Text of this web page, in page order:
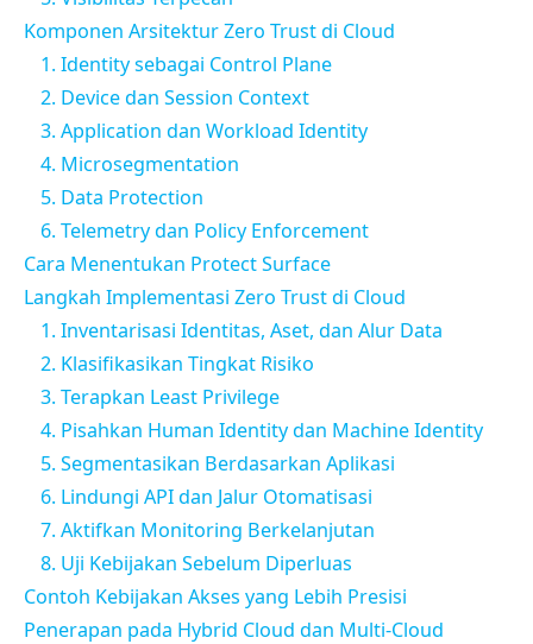
Komponen Arsitektur Zero Trust di Cloud
1. Identity sebagai Control Plane
2. Device dan Session Context
3. Application dan Workload Identity
4. Microsegmentation
5. Data Protection
6. Telemetry dan Policy Enforcement
Cara Menentukan Protect Surface
Langkah Implementasi Zero Trust di Cloud
1. Inventarisasi Identitas, Aset, dan Alur Data
2. Klasifikasikan Tingkat Risiko
3. Terapkan Least Privilege
4. Pisahkan Human Identity dan Machine Identity
5. Segmentasikan Berdasarkan Aplikasi
6. Lindungi API dan Jalur Otomatisasi
7. Aktifkan Monitoring Berkelanjutan
8. Uji Kebijakan Sebelum Diperluas
Contoh Kebijakan Akses yang Lebih Presisi
Penerapan pada Hybrid Cloud dan Multi-Cloud